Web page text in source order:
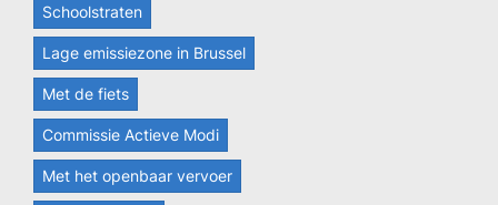
Schoolstraten
Lage emissiezone in Brussel
Met de fiets
Commissie Actieve Modi
Met het openbaar vervoer